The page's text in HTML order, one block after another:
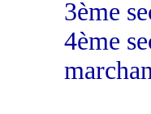
3ème
4ème